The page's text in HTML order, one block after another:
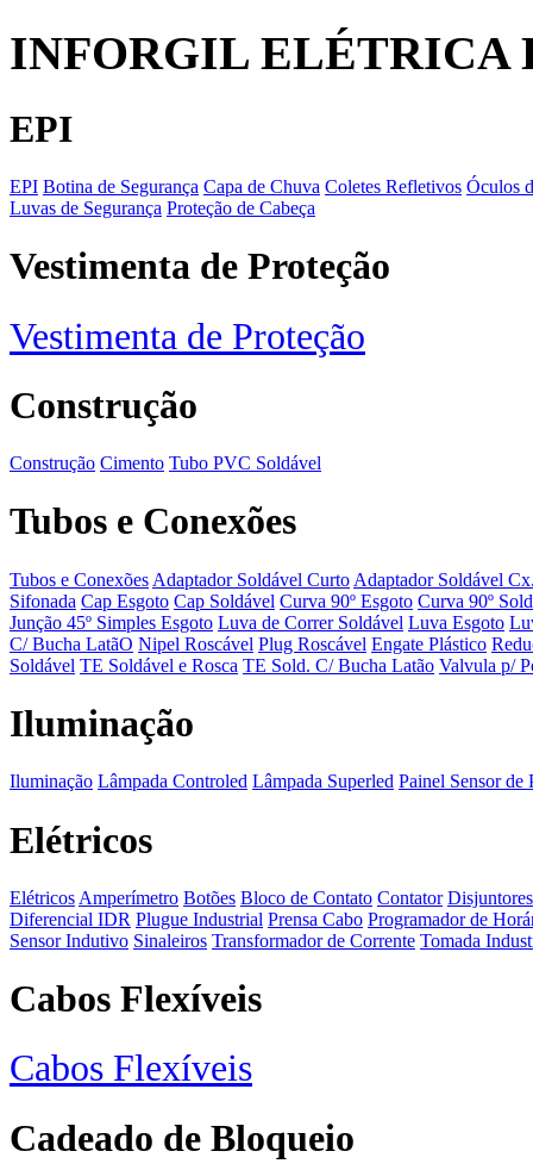
INFORGIL ELÉTRICA
EPI
EPI Botina de Segurança Capa de Chuva Coletes Refletivos Óculos
Luvas de Segurança Proteção de Cabeça
Vestimenta de Proteção
Vestimenta de Proteção
Construção
Construção Cimento Tubo PVC Soldável
Tubos e Conexões
Tubos e Conexões Adaptador Soldável Curto Adaptador Soldável
Sifonada Cap Esgoto Cap Soldável Curva 90º Esgoto Curva 90º
Junção 45º Simples Esgoto Luva de Correr Soldável Luva Esgoto
C/ Bucha LatãO Nipel Roscável Plug Roscável Engate Plástico
Soldável TE Soldável e Rosca TE Sold. C/ Bucha Latão Valvula p/
Iluminação
Iluminação Lâmpada Controled Lâmpada Superled Painel Sensor de
Elétricos
Elétricos Amperímetro Botões Bloco de Contato Contator Disjuntores
Diferencial IDR Plugue Industrial Prensa Cabo Programador de
Sensor Indutivo Sinaleiros Transformador de Corrente Tomada
Cabos Flexíveis
Cabos Flexíveis
Cadeado de Bloqueio